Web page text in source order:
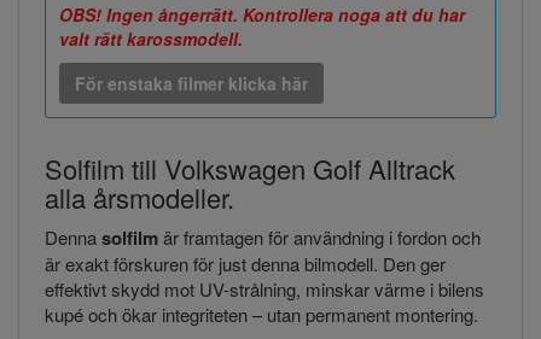
OBS! Ingen ångerrätt. Kontrollera noga att du har
valt rätt karossmodell.
För enstaka filmer klicka här
Solfilm till Volkswagen Golf Alltrack
alla årsmodeller.
Dennasolfilmär framtagen för användning i fordon och
är exakt förskuren för just denna bilmodell. Den ger
effektivt skydd mot UV-strålning, minskar värme i bilens
kupé och ökar integriteten – utan permanent montering.